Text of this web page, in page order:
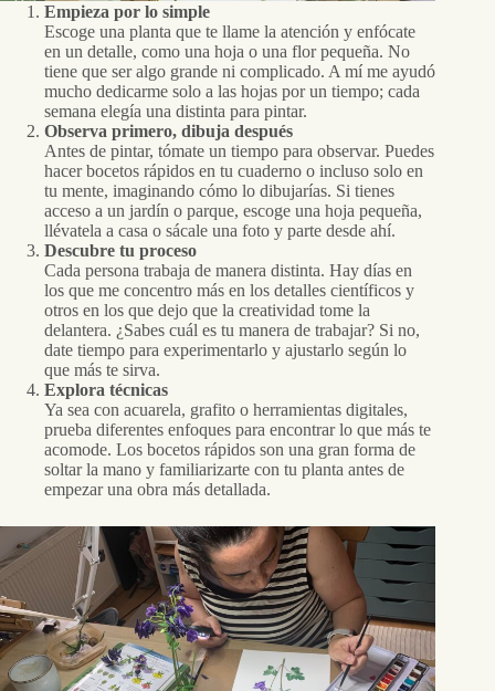
Empieza por lo simple
Escoge una planta que te llame la atención y enfócate
en un detalle, como una hoja o una flor pequeña. No
tiene que ser algo grande ni complicado. A mí me ayudó
mucho dedicarme solo a las hojas por un tiempo; cada
semana elegía una distinta para pintar.
Observa primero, dibuja después
Antes de pintar, tómate un tiempo para observar. Puedes
hacer bocetos rápidos en tu cuaderno o incluso solo en
tu mente, imaginando cómo lo dibujarías. Si tienes
acceso a un jardín o parque, escoge una hoja pequeña,
llévatela a casa o sácale una foto y parte desde ahí.
Descubre tu proceso
Cada persona trabaja de manera distinta. Hay días en
los que me concentro más en los detalles científicos y
otros en los que dejo que la creatividad tome la
delantera. ¿Sabes cuál es tu manera de trabajar? Si no,
date tiempo para experimentarlo y ajustarlo según lo
que más te sirva.
Explora técnicas
Ya sea con acuarela, grafito o herramientas digitales,
prueba diferentes enfoques para encontrar lo que más te
acomode. Los bocetos rápidos son una gran forma de
soltar la mano y familiarizarte con tu planta antes de
empezar una obra más detallada.